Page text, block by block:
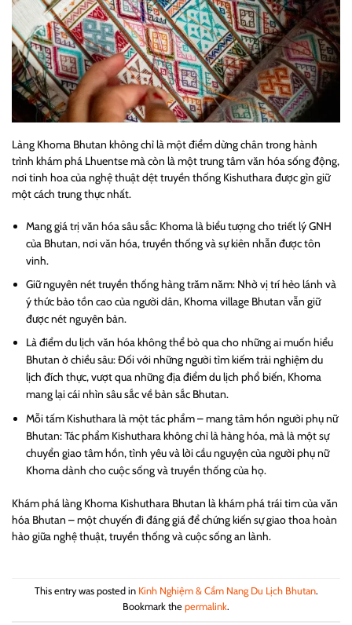
Làng Khoma Bhutan không chỉ là một điểm dừng chân trong hành
trình khám phá Lhuentse mà còn là một trung tâm văn hóa sống động,
nơi tinh hoa của nghệ thuật dệt truyền thống Kishuthara được gìn giữ
một cách trung thực nhất.
Mang giá trị văn hóa sâu sắc: Khoma là biểu tượng cho triết lý GNH
của Bhutan, nơi văn hóa, truyền thống và sự kiên nhẫn được tôn
vinh.
Giữ nguyên nét truyền thống hàng trăm năm: Nhờ vị trí hẻo lánh và
ý thức bảo tồn cao của người dân, Khoma village Bhutan vẫn giữ
được nét nguyên bản.
Là điểm du lịch văn hóa không thể bỏ qua cho những ai muốn hiểu
Bhutan ở chiều sâu: Đối với những người tìm kiếm trải nghiệm du
lịch đích thực, vượt qua những địa điểm du lịch phổ biến, Khoma
mang lại cái nhìn sâu sắc về bản sắc Bhutan.
Mỗi tấm Kishuthara là một tác phẩm – mang tâm hồn người phụ nữ
Bhutan: Tác phẩm Kishuthara không chỉ là hàng hóa, mà là một sự
chuyển giao tâm hồn, tình yêu và lời cầu nguyện của người phụ nữ
Khoma dành cho cuộc sống và truyền thống của họ.
Khám phá làng Khoma Kishuthara Bhutan là khám phá trái tim của văn
hóa Bhutan – một chuyến đi đáng giá để chứng kiến sự giao thoa hoàn
hảo giữa nghệ thuật, truyền thống và cuộc sống an lành.
This entry was posted in Kinh Nghiệm & Cẩm Nang Du Lịch Bhutan.
Bookmark the permalink.